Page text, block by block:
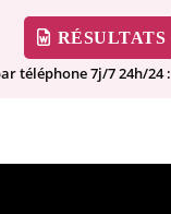
RÉSULTATS
téléphone 7j/7 24h/24 :